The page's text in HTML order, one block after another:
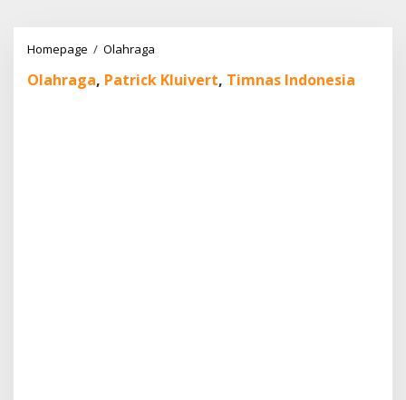
Homepage / Olahraga
Era
Olahraga, Patrick Kluivert, Timnas Indonesia